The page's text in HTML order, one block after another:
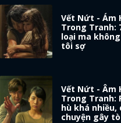
Vết Nứt - Ám
Trong Tranh:
loại ma
tôi sợ
Vết Nứt - Âm
Trong Tranh:
hù khá nhiều,
chuyện gây